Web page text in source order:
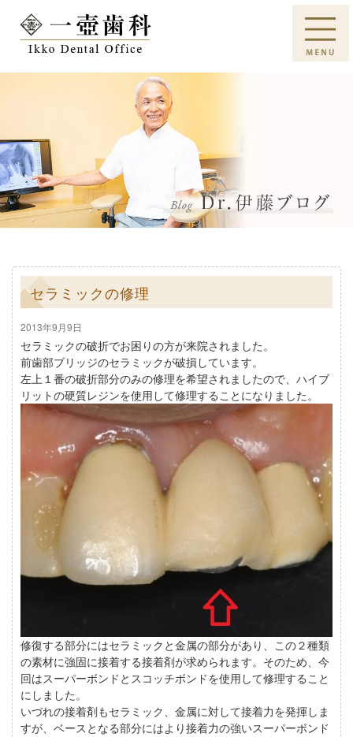
セラミックの修理
2013年9月9日
セラミックの破折でお困りの方が来院されました。
前歯部ブリッジのセラミックが破損しています。
左上１番の破折部分のみの修理を希望されましたので、ハイブ
リットの硬質レジンを使用して修理することになりました。
修復する部分にはセラミックと金属の部分があり、この２種類
の素材に強固に接着する接着剤が求められます。そのため、今
回はスーパーボンドとスコッチボンドを使用して修理すること
にしました。
いづれの接着剤もセラミック、金属に対して接着力を発揮しま
すが、ベースとなる部分にはより接着力の強いスーパーボンド